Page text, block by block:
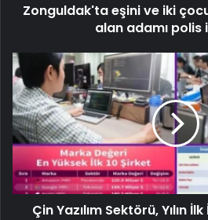
Zonguldak'ta eşini ve iki
alan adamı polis
Çin Yazılım Sektörü, Yılın